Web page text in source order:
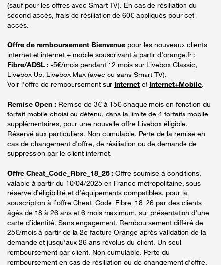
(sauf pour les offres avec Smart TV). En cas de résiliation du
second accès, frais de résiliation de 60€ appliqués pour cet
accès.
Offre de remboursement Bienvenue pour les nouveaux clients
internet et internet + mobile souscrivant à partir d’orange.fr :
Fibre/ADSL : -5€/mois pendant 12 mois sur Livebox Classic,
Livebox Up, Livebox Max (avec ou sans Smart TV).
Voir l'offre de remboursement sur Internet et Internet+Mobile.
Remise Open : Remise de 3€ à 15€ chaque mois en fonction du
forfait mobile choisi ou détenu, dans la limite de 4 forfaits mobile
supplémentaires, pour une nouvelle offre Livebox éligible.
Réservé aux particuliers. Non cumulable. Perte de la remise en
cas de changement d'offre, de résiliation ou de demande de
suppression par le client internet.
Offre Cheat_Code_Fibre_18_26 : Offre soumise à conditions,
valable à partir du 10/04/2025 en France métropolitaine, sous
réserve d’éligibilité et d’équipements compatibles, pour la
souscription à l’offre Cheat_Code_Fibre_18_26 par des clients
âgés de 18 à 26 ans et 6 mois maximum, sur présentation d’une
carte d’identité. Sans engagement. Remboursement différé de
25€/mois à partir de la 2e facture Orange après validation de la
demande et jusqu’aux 26 ans révolus du client. Un seul
remboursement par client. Non cumulable. Perte du
remboursement en cas de résiliation ou de changement d’offre.